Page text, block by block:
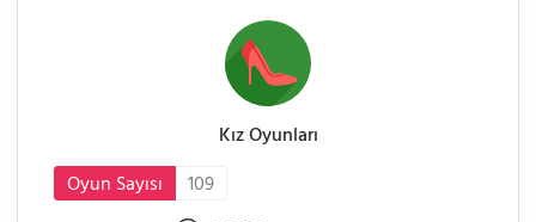
Kız Oyunları
Oyun Sayısı
109